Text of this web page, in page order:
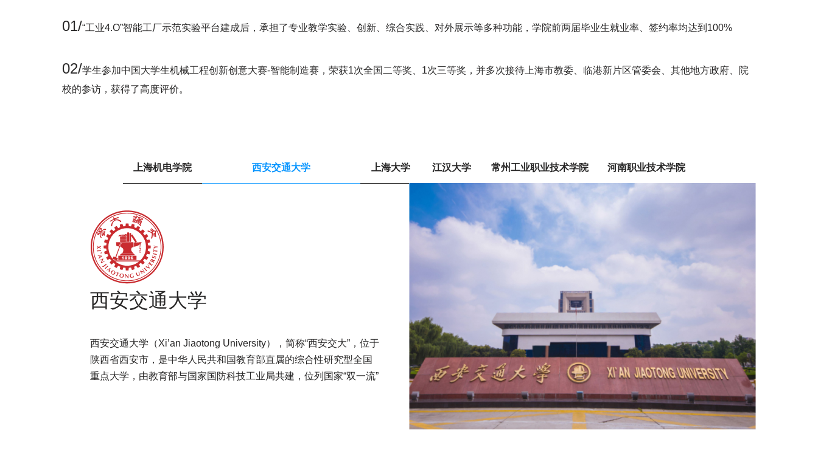
01/“工业4.O”智能工厂示范实验平台建成后，承担了专业教学实验、创新、综合实践、对外展示等多种功能，学院前两届毕业生就业率、签约率均达到100%
02/学生参加中国大学生机械工程创新创意大赛-智能制造赛，荣获1次全国二等奖、1次三等奖，并多次接待上海市教委、临港新片区管委会、其他地方政府、院
校的参访，获得了高度评价。
上海机电学院 西安交通大学 上海大学 江汉大学 常州工业职业技术学院 河南职业技术学院
西安交通大学
西安交通大学（Xi’an Jiaotong University），简称“西安交大”，位于
陕西省西安市，是中华人民共和国教育部直属的综合性研究型全国
重点大学，由教育部与国家国防科技工业局共建，位列国家“双一流”